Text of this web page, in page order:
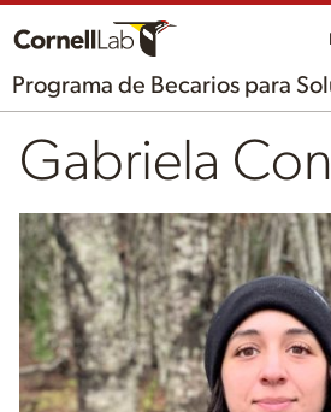
Programa de Becarios para
Gabriela